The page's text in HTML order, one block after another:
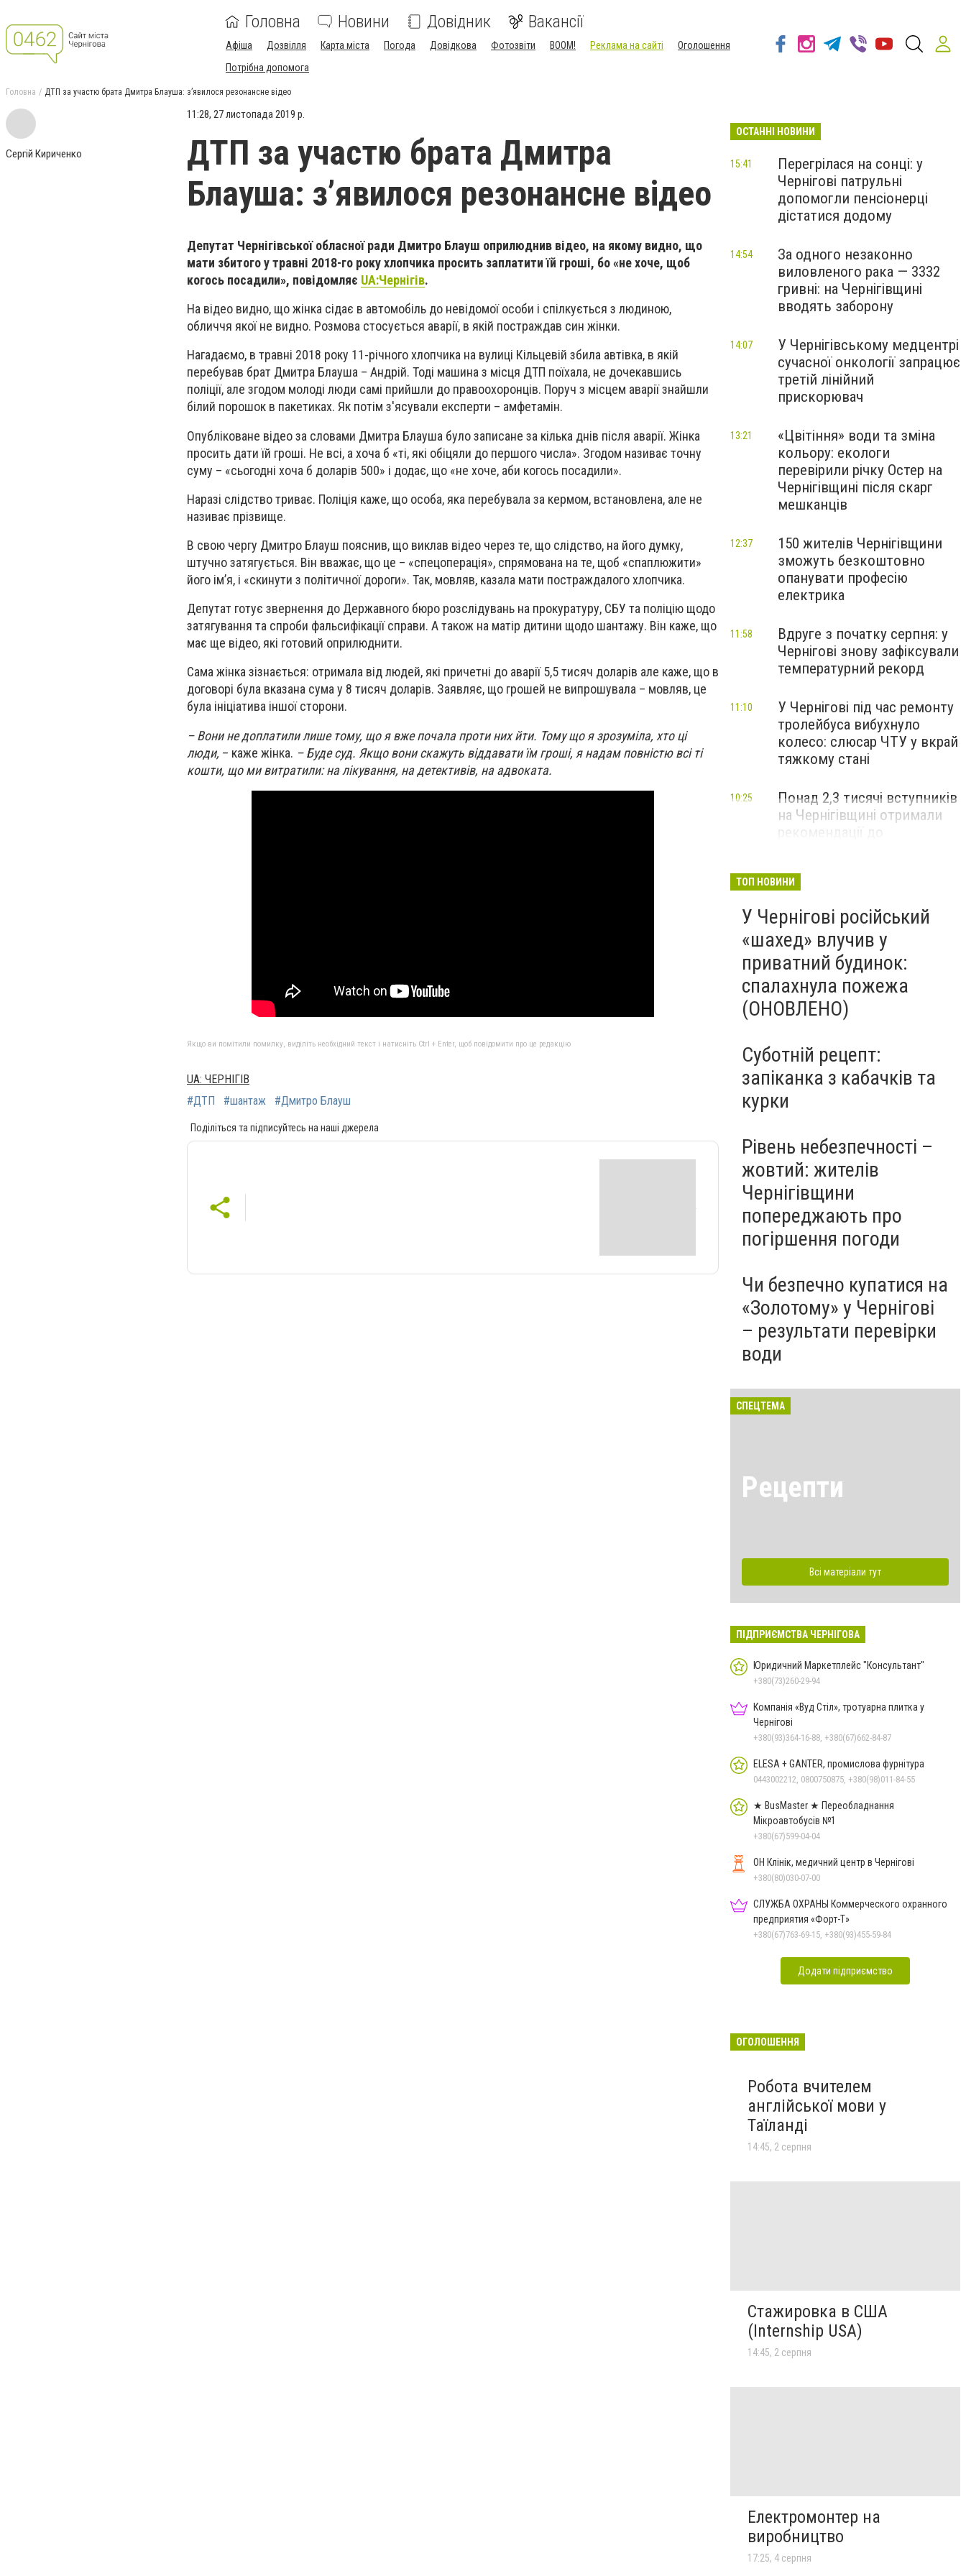
Головна Новини Довідник Вакансії
Афіша Дозвілля Карта міста Погода Довідкова Фотозвіти BOOM! Реклама на сайті
Оголошення
Потрібна допомога
Головна ДТП за участю брата Дмитра Блауша: з’явилося резонансне відео
Сергій Кириченко
11:28, 27 листопада 2019 р.
ДТП за участю брата Дмитра
Блауша: з’явилося резонансне відео
Депутат Чернігівської обласної ради Дмитро Блауш оприлюднив відео, на якому видно, що
мати збитого у травні 2018-го року хлопчика просить заплатити їй гроші, бо «не хоче, щоб
когось посадили», повідомляє UA:Чернігів.
На відео видно, що жінка сідає в автомобіль до невідомої особи і спілкується з людиною,
обличчя якої не видно. Розмова стосується аварії, в якій постраждав син жінки.
Нагадаємо, в травні 2018 року 11-річного хлопчика на вулиці Кільцевій збила автівка, в якій
перебував брат Дмитра Блауша – Андрій. Тоді машина з місця ДТП поїхала, не дочекавшись
поліції, але згодом молоді люди самі прийшли до правоохоронців. Поруч з місцем аварії знайшли
білий порошок в пакетиках. Як потім з'ясували експерти – амфетамін.
Опубліковане відео за словами Дмитра Блауша було записане за кілька днів після аварії. Жінка
просить дати їй гроші. Не всі, а хоча б «ті, які обіцяли до першого числа». Згодом називає точну
суму – «сьогодні хоча б доларів 500» і додає, що «не хоче, аби когось посадили».
Наразі слідство триває. Поліція каже, що особа, яка перебувала за кермом, встановлена, але не
називає прізвище.
В свою чергу Дмитро Блауш пояснив, що виклав відео через те, що слідство, на його думку,
штучно затягується. Він вважає, що це – «спецоперація», спрямована на те, щоб «спаплюжити»
його ім’я, і «скинути з політичної дороги». Так, мовляв, казала мати постраждалого хлопчика.
Депутат готує звернення до Державного бюро розслідувань на прокуратуру, СБУ та поліцію щодо
затягування та спроби фальсифікації справи. А також на матір дитини щодо шантажу. Він каже, що
має ще відео, які готовий оприлюднити.
Сама жінка зізнається: отримала від людей, які причетні до аварії 5,5 тисяч доларів але каже, що в
договорі була вказана сума у 8 тисяч доларів. Заявляє, що грошей не випрошувала – мовляв, це
була ініціатива іншої сторони.
– Вони не доплатили лише тому, що я вже почала проти них йти. Тому що я зрозуміла, хто ці
люди, – каже жінка. – Буде суд. Якщо вони скажуть віддавати їм гроші, я надам повністю всі ті
кошти, що ми витратили: на лікування, на детективів, на адвоката.
Якщо ви помітили помилку, виділіть необхідний текст і натисніть Ctrl + Enter, щоб повідомити про це редакцію
UA: ЧЕРНІГІВ
#ДТП
#шантаж #Дмитро Блауш
Поділіться та підписуйтесь на наші джерела
ОСТАННІ НОВИНИ
Перегрілася на сонці: у
Чернігові патрульні
допомогли пенсіонерці
дістатися додому
15:41
За одного незаконно
виловленого рака — 3332
гривні: на Чернігівщині
вводять заборону
14:54
У Чернігівському медцентрі
сучасної онкології запрацює
третій лінійний
прискорювач
14:07
«Цвітіння» води та зміна
кольору: екологи
перевірили річку Остер на
Чернігівщині після скарг
мешканців
13:21
150 жителів Чернігівщини
зможуть безкоштовно
опанувати професію
електрика
12:37
Вдруге з початку серпня: у
Чернігові знову зафіксували
температурний рекорд
11:58
У Чернігові під час ремонту
тролейбуса вибухнуло
колесо: слюсар ЧТУ у вкрай
тяжкому стані
11:10
Понад 2,3 тисячі вступників
на Чернігівщині отримали
серпня
10:25
ТОП НОВИНИ
У Чернігові російський
«шахед» влучив у
приватний будинок:
спалахнула пожежа
(ОНОВЛЕНО)
Суботній рецепт:
запіканка з кабачків та
курки
Рівень небезпечності –
жовтий: жителів
Чернігівщини
попереджають про
погіршення погоди
Чи безпечно купатися на
«Золотому» у Чернігові
– результати перевірки
води
СПЕЦТЕМА
Рецепти
Всі матеріали тут
ПІДПРИЄМСТВА ЧЕРНІГОВА
Юридичний Маркетплейс "Консультант"
+380(73)260-29-94
Компанія «Вуд Стіл», тротуарна плитка у
Чернігові
+380(93)364-16-88, +380(67)662-84-87
ELESA + GANTER, промислова фурнітура
0443002212, 0800750875, +380(98)011-84-55
★ BusMaster ★ Переобладнання
Мікроавтобусів №1
+380(67)599-04-04
ОН Клінік, медичний центр в Чернігові
+380(80)030-07-00
СЛУЖБА ОХРАНЫ Коммерческого охранного
предприятия «Форт-Т»
+380(67)763-69-15, +380(93)455-59-84
Додати підприємство
ОГОЛОШЕННЯ
Робота вчителем
англійської мови у
Таїланді
14:45, 2 серпня
Стажировка в США
(Internship USA)
14:45, 2 серпня
Електромонтер на
виробництво
17:25, 4 серпня